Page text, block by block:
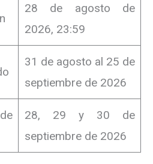
28 de agosto de
2026, 23:59
31 de agosto al 25 de
septiembre de 2026
28, 29 y 30 de
septiembre de 2026